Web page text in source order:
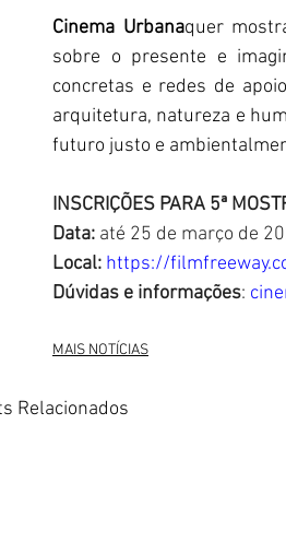
Cinema Urbanaquer
sobre o presente e
concretas e redes de
arquitetura, natureza e
futuro justo e
INSCRIÇÕES PARA 5ª
Data: até 25 de março de
Local: https://
Dúvidas e informações:
MAIS NOTÍCIAS
Relacionados